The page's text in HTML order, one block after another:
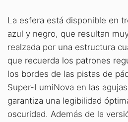
La esfera está disponible en
azul y negro, que resultan
realzada por una estructura
que recuerda los patrones
los bordes de las pistas de
Super-LumiNova en las
garantiza una legibilidad
oscuridad. Además de la